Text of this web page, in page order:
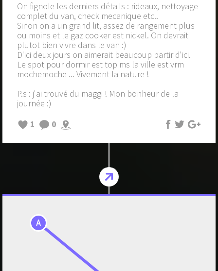
On fignole les derniers détails : rideaux, nettoyage
complet du van, check mecanique etc..
Sinon on a un grand lit, assez de rangement plus
ou moins et le gaz cooker est nickel. On devrait
plutot bien vivre dans le van :)
D'ici deux jours on aimerait beaucoup partir d'ici.
Le spot pour dormir est top ms la ville est vrm
mochemoche ... Vivement la nature !
P.s : j'ai trouvé du maggi ! Mon bonheur de la
journée :)
1
0
A